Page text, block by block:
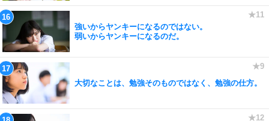
強いからヤンキーになるのではない。
弱いからヤンキーになるのだ。
大切なことは、勉強そのものではなく、勉強の仕方。